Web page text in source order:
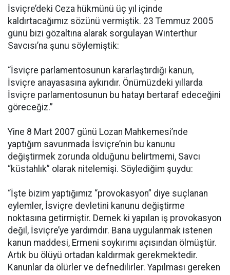
İsviçre’deki Ceza hükmünü üç yıl içinde
kaldırtacağımız sözünü vermiştik. 23 Temmuz 2005
günü bizi gözaltına alarak sorgulayan Winterthur
Savcısı’na şunu söylemiştik:
“İsviçre parlamentosunun kararlaştırdığı kanun,
İsviçre anayasasına aykırıdır. Önümüzdeki yıllarda
İsviçre parlamentosunun bu hatayı bertaraf edeceğini
göreceğiz.”
Yine 8 Mart 2007 günü Lozan Mahkemesi’nde
yaptığım savunmada İsviçre’nin bu kanunu
değiştirmek zorunda olduğunu belirtmemi, Savcı
“küstahlık” olarak nitelemişi. Söylediğim şuydu:
“İşte bizim yaptığımız “provokasyon” diye suçlanan
eylemler, İsviçre devletini kanunu değiştirme
noktasına getirmiştir. Demek ki yapılan iş provokasyon
değil, İsviçre’ye yardımdır. Bana uygulanmak istenen
kanun maddesi, Ermeni soykırımı açısından ölmüştür.
Artık bu ölüyü ortadan kaldırmak gerekmektedir.
Kanunlar da ölürler ve defnedilirler. Yapılması gereken